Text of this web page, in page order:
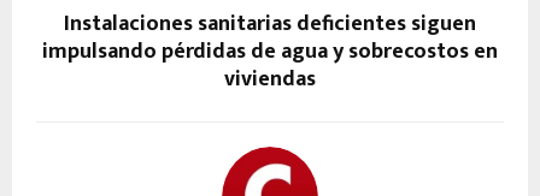
Instalaciones sanitarias deficientes siguen
impulsando pérdidas de agua y sobrecostos en
viviendas